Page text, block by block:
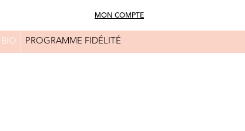
MON COMPTE
PROGRAMME FIDÉLITÉ